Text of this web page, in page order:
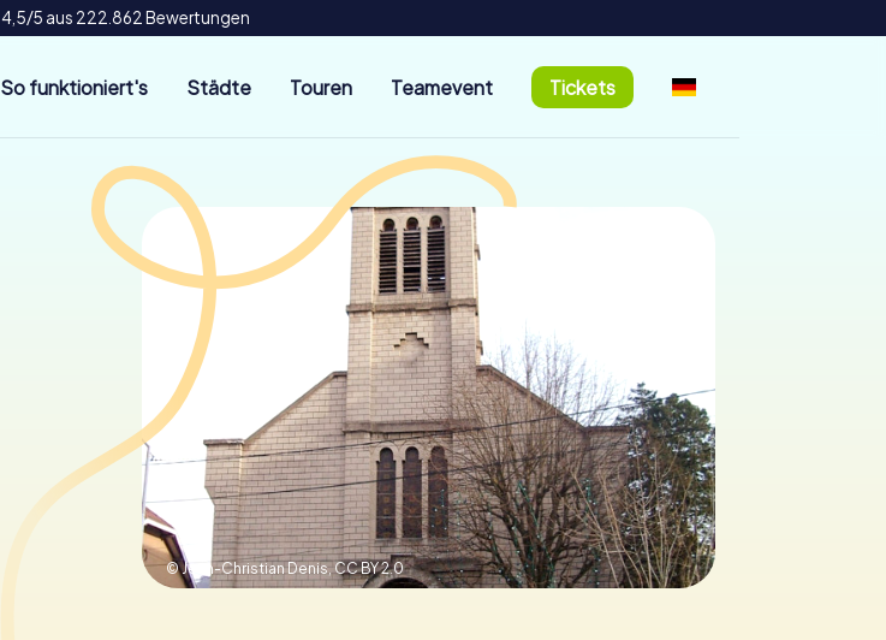
4,5/5 aus 222.862 Bewertungen
So funktioniert's Städte Touren Teamevent Tickets
© Jean-Christian Denis,CC BY 2.0